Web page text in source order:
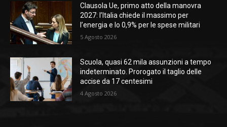
Clausola Ue, primo atto della manovra
2027: l’Italia chiede il massimo per
l’energia e lo 0,9% per le spese militari
5 Agosto 2026
Scuola, quasi 62 mila assunzioni a tempo
indeterminato. Prorogato il taglio delle
accise da 17 centesimi
4 Agosto 2026